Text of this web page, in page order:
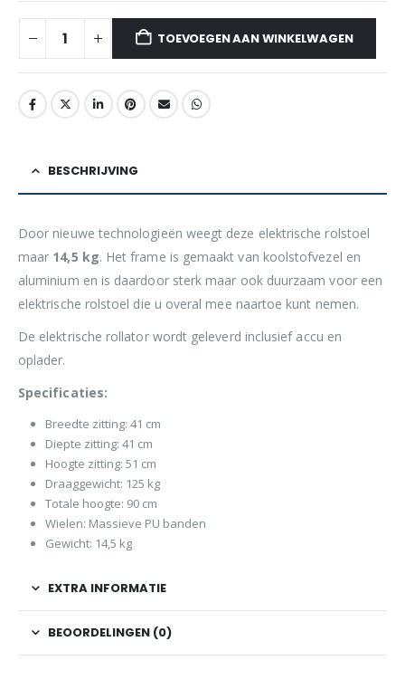
TOEVOEGEN AAN WINKELWAGEN
BESCHRIJVING
Door nieuwe technologieën weegt deze elektrische rolstoel
maar 14,5 kg. Het frame is gemaakt van koolstofvezel en
aluminium en is daardoor sterk maar ook duurzaam voor een
elektrische rolstoel die u overal mee naartoe kunt nemen.
De elektrische rollator wordt geleverd inclusief accu en
oplader.
Specificaties:
Breedte zitting: 41 cm
Diepte zitting: 41 cm
Hoogte zitting: 51 cm
Draaggewicht: 125 kg
Totale hoogte: 90 cm
Wielen: Massieve PU banden
Gewicht: 14,5 kg
EXTRA INFORMATIE
BEOORDELINGEN (0)